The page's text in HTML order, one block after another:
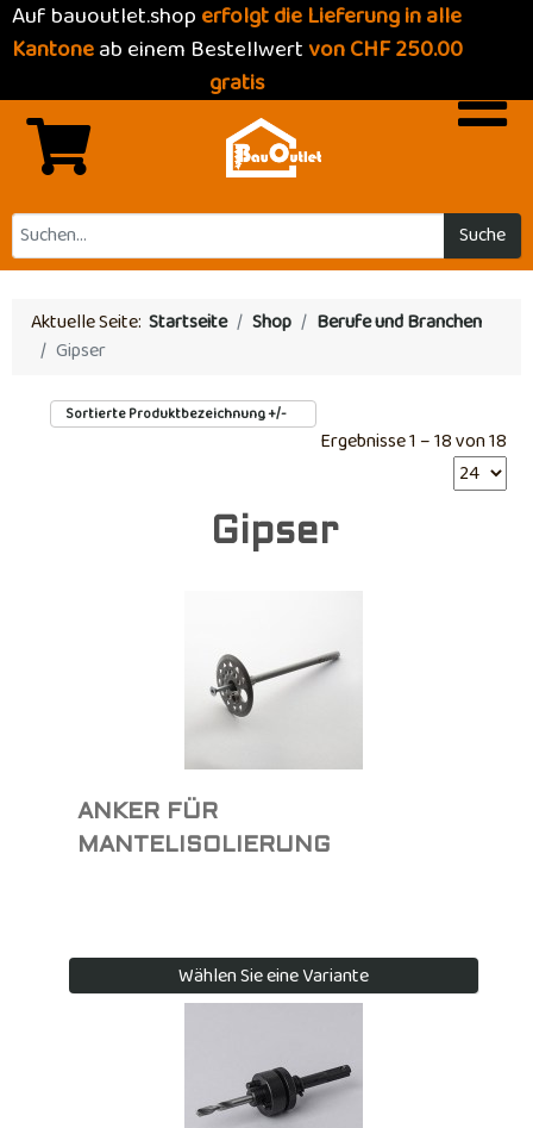
Auf bauoutlet.shoperfolgt die Lieferung in alle
Kantoneab einem Bestellwertvon CHF 250.00
gratis
Suche
Aktuelle Seite: Startseite Shop
Berufe und Branchen
Gipser
Sortierte Produktbezeichnung +/-
Ergebnisse 1 – 18 von 18
Gipser
ANKER FÜR
MANTELISOLIERUNG
Wählen Sie eine Variante